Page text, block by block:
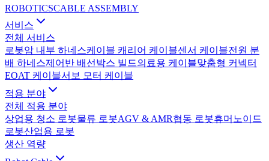
ROBOTICSCABLE ASSEMBLY
서비스
전체 서비스
로봇암 내부 하네스케이블 캐리어 케이블센서 케이블전원 분
배 하네스제어반 배선 박스 빌드의료용 케이블맞춤형 커넥터
EOAT 케이블서보 모터 케이블
적용 분야
전체 적용 분야
상업용 청소 로봇물류 로봇AGV & AMR협동 로봇휴머노이드
로봇산업용 로봇
생산 역량